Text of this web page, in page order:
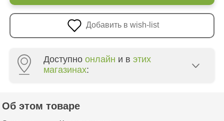
Добавить в wish-list
Доступно онлайн и в этих
магазинах:
Об этом товаре